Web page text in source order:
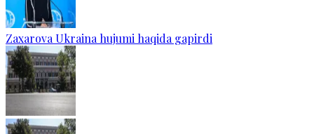
Zaxarova Ukraina hujumi haqida gapirdi